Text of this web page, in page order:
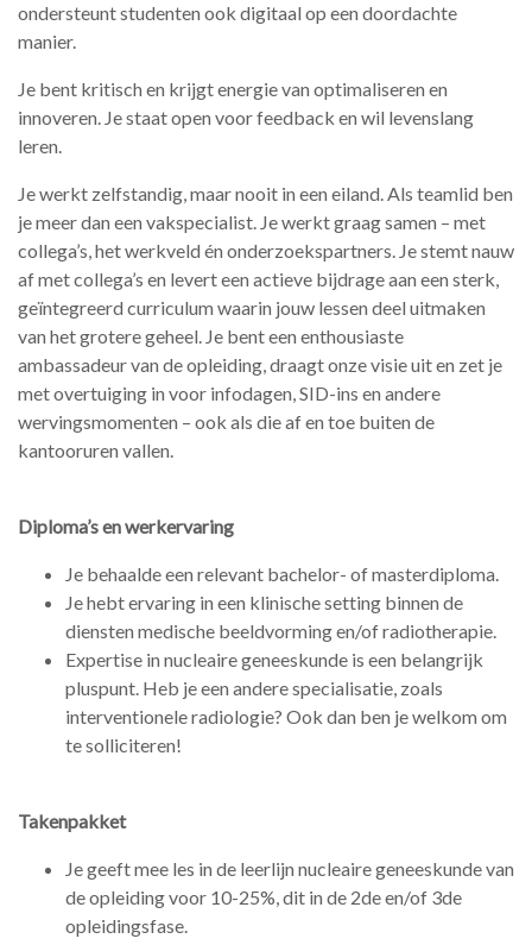
ondersteunt studenten ook digitaal op een doordachte
manier.
Je bent kritisch en krijgt energie van optimaliseren en
innoveren. Je staat open voor feedback en wil levenslang
leren.
Je werkt zelfstandig, maar nooit in een eiland. Als teamlid ben
je meer dan een vakspecialist. Je werkt graag samen – met
collega’s, het werkveld én onderzoekspartners. Je stemt nauw
af met collega’s en levert een actieve bijdrage aan een sterk,
geïntegreerd curriculum waarin jouw lessen deel uitmaken
van het grotere geheel. Je bent een enthousiaste
ambassadeur van de opleiding, draagt onze visie uit en zet je
met overtuiging in voor infodagen, SID-ins en andere
wervingsmomenten – ook als die af en toe buiten de
kantooruren vallen.
Diploma’s en werkervaring
Je behaalde een relevant bachelor- of masterdiploma.
Je hebt ervaring in een klinische setting binnen de
diensten medische beeldvorming en/of radiotherapie.
Expertise in nucleaire geneeskunde is een belangrijk
pluspunt. Heb je een andere specialisatie, zoals
interventionele radiologie? Ook dan ben je welkom om
te solliciteren!
Takenpakket
Je geeft mee les in de leerlijn nucleaire geneeskunde van
de opleiding voor 10-25%, dit in de 2de en/of 3de
opleidingsfase.